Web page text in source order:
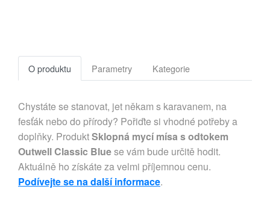
O produktu Parametry Kategorie
Chystáte se stanovat, jet někam s karavanem, na
fesťák nebo do přírody? Pořiďte si vhodné potřeby a
doplňky. ProduktSklopná mycí mísa s odtokem
Outwell Classic Bluese vám bude určitě hodit.
Aktuálně ho získáte za velmi příjemnou cenu.
Podívejte se na další informace.